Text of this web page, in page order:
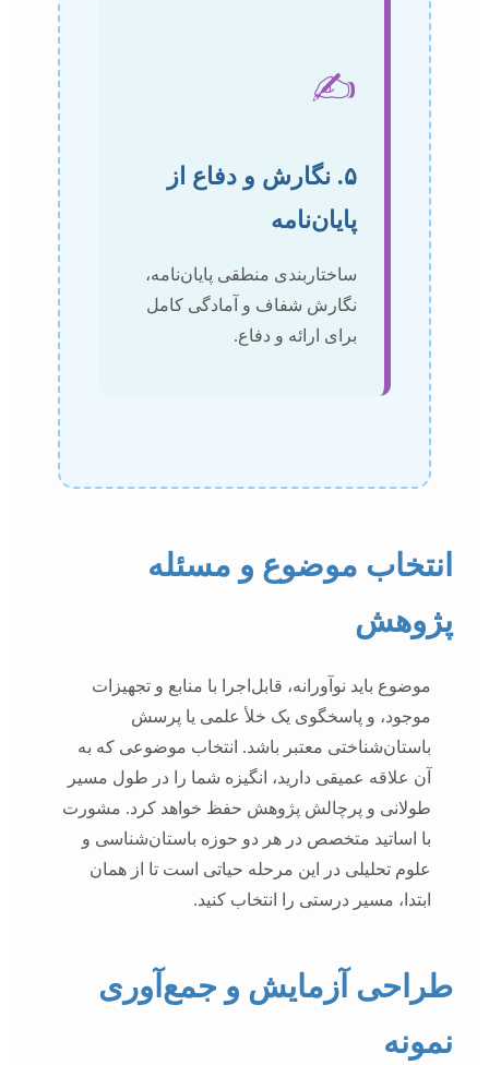
✍️
۵. نگارش و دفاع از
پایان‌نامه
ساختاربندی منطقی پایان‌نامه،
نگارش شفاف و آمادگی کامل
برای ارائه و دفاع.
انتخاب موضوع و مسئله
پژوهش
موضوع باید نوآورانه، قابل‌اجرا با منابع و تجهیزات
موجود، و پاسخگوی یک خلأ علمی یا پرسش
باستان‌شناختی معتبر باشد. انتخاب موضوعی که به
آن علاقه عمیقی دارید، انگیزه شما را در طول مسیر
طولانی و پرچالش پژوهش حفظ خواهد کرد. مشورت
با اساتید متخصص در هر دو حوزه باستان‌شناسی و
علوم تحلیلی در این مرحله حیاتی است تا از همان
ابتدا، مسیر درستی را انتخاب کنید.
طراحی آزمایش و جمع‌آوری
نمونه